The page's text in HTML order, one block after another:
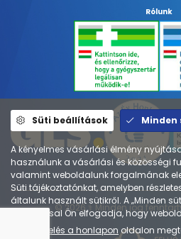
Rólunk
© 2026 ⚕︎ Minden jog
Süti beállítások Minden
A kényelmes vásárlási élmény
használunk a vásárlási és közösségi
valamint weboldalunk forgalmának
Süti tájékoztatónkat, amelyben
általunk használt sütikről. A „Minden
kattintással Ön elfogadja, hogy
Sütikezelés a honlapon oldalon